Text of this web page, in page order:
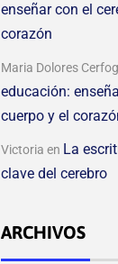
enseñar con el
corazón
Maria Dolores
educación:
cuerpo y el
Victoria en La
clave del cerebro
ARCHIVOS